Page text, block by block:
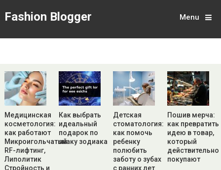
Fashion Blogger Menu
Медицинская
косметология:
как работают
Микроигольчатый
RF-лифтинг,
Липолитик
Стройность и
Как выбрать
идеальный
подарок по
знаку зодиака
Детская
стоматология:
как помочь
ребенку
полюбить
заботу о зубах
с ранних лет
Пошив мерча:
как превратить
идею в товар,
который
действительно
покупают